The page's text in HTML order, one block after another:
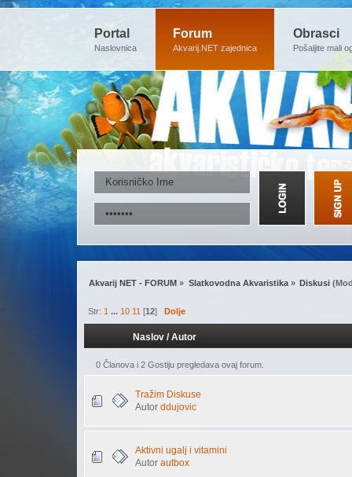
Portal
Naslovnica
Forum
Akvarij.NET zajednica
Obrasci
Pošaljite mali
Akvarij NET - FORUM » Slatkovodna Akvaristika» Diskusi
Str:1 ...10 11 [12] Dolje
Naslov /Autor
0 Članova i 2 Gostiju pregledava ovaj forum.
Tražim Diskuse
Autor ddujovic
Aktivni ugalj i vitamini
Autor autbox